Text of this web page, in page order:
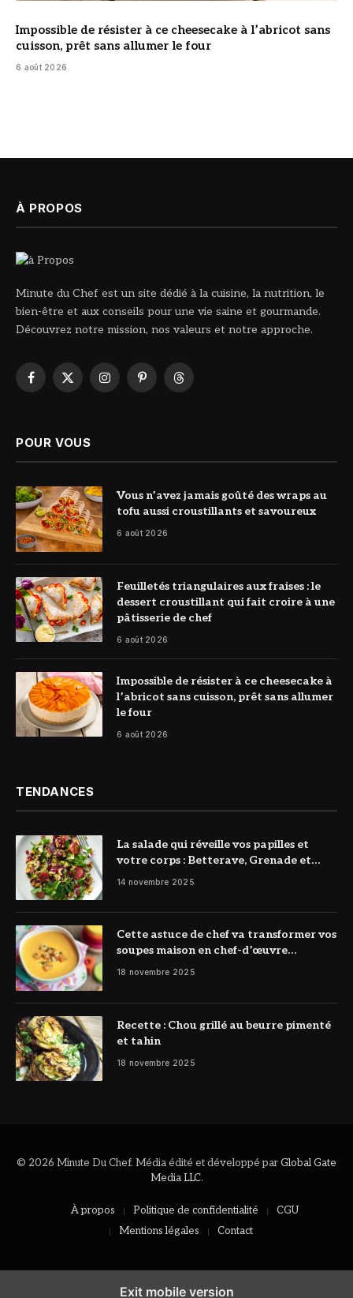
Impossible de résister à ce cheesecake à l’abricot sans
cuisson, prêt sans allumer le four
6 août 2026
À PROPOS
Minute du Chef est un site dédié à la cuisine, la nutrition, le
bien-être et aux conseils pour une vie saine et gourmande.
Découvrez notre mission, nos valeurs et notre approche.
Facebook
X
InstagramPinterestThreads
POUR VOUS
© DR
Vous n’avez jamais goûté des wraps au
tofu aussi croustillants et savoureux
6 août 2026
© DR
Feuilletés triangulaires aux fraises : le
dessert croustillant qui fait croire à une
pâtisserie de chef
6 août 2026
© DR
Impossible de résister à ce cheesecake à
l’abricot sans cuisson, prêt sans allumer
le four
6 août 2026
TENDANCES
La salade qui réveille vos papilles et
votre corps : Betterave, Grenade et
Citron à l’honneur
14 novembre 2025
Cette astuce de chef va transformer vos
soupes maison en chef-d’œuvre
réconfortant
18 novembre 2025
Recette : Chou grillé au beurre pimenté
et tahin
18 novembre 2025
© 2026 Minute Du Chef. Média édité et développé parGlobal Gate
Media LLC.
À propos Politique de confidentialité
CGU
Mentions légales
Contact
Exit mobile version